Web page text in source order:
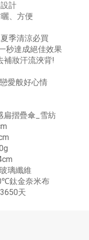
計
、方便
季清涼必買
秒達成絕佳效果
補妝汗流浹背!
愛般好心情
扁摺疊傘_雪紡
璃纖維
鈦金奈米布
天